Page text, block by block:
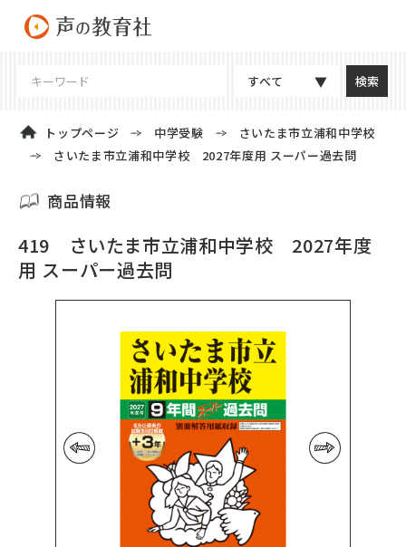
すべて
トップページ 中学受験
さいたま市立浦和中学校
さいたま市立浦和中学校 2027年度用 スーパー過去問
商品情報
419 さいたま市立浦和中学校 2027年度
用 スーパー過去問
前の画像 次の画像